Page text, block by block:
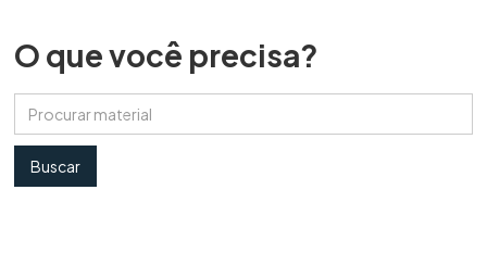
O que você precisa?